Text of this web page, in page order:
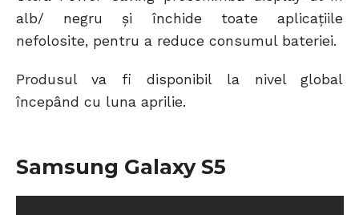
alb/ negru și închide toate aplicațiile
nefolosite, pentru a reduce consumul bateriei.
Produsul va fi disponibil la nivel global
începând cu luna aprilie.
Samsung Galaxy S5